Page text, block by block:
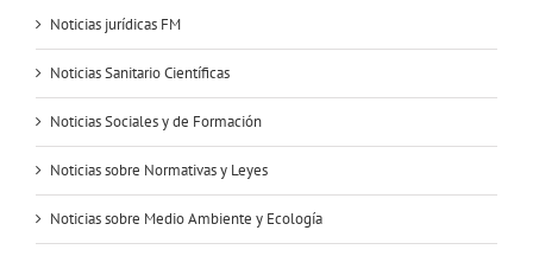
Noticias jurídicas FM
Noticias Sanitario Científicas
Noticias Sociales y de Formación
Noticias sobre Normativas y Leyes
Noticias sobre Medio Ambiente y Ecología